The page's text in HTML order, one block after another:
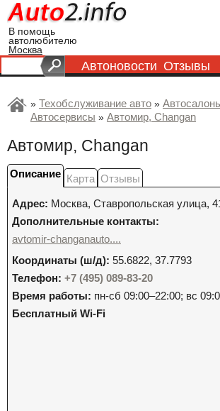
В помощь
автолюбителю
Москва
Автоновости Отзывы
» Техобслуживание авто »
Автосервисы » Автомир, Changan
Автомир, Changan
Описание Карта Отзывы
Адрес: Москва, Ставропольская улица,
Дополнительные контакты:
avtomir-changanauto....
Координаты (ш/д): 55.6822, 37.7793
Телефон: +7 (495) 089-83-20
Время работы: пн-сб 09:00–22:00; вс
Бесплатный Wi-Fi